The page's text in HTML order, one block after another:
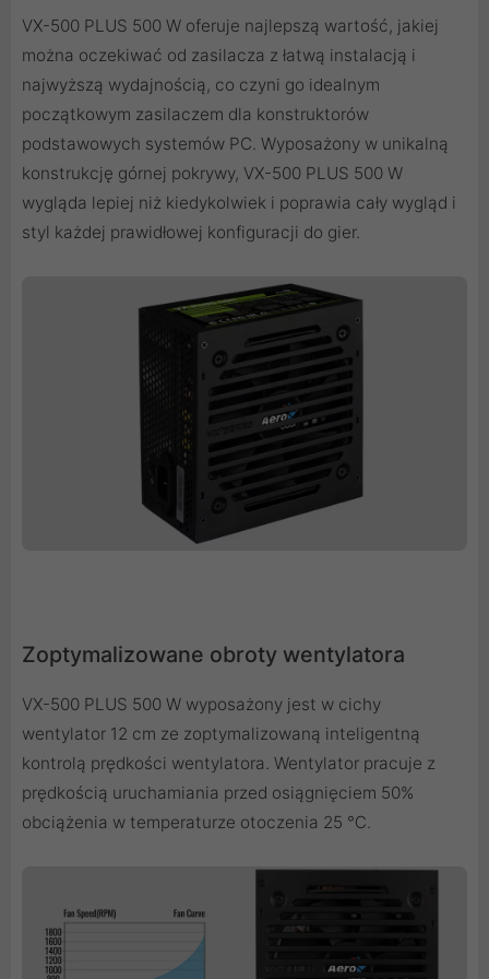
VX-500 PLUS 500 W oferuje najlepszą wartość, jakiej
można oczekiwać od zasilacza z łatwą instalacją i
najwyższą wydajnością, co czyni go idealnym
początkowym zasilaczem dla konstruktorów
podstawowych systemów PC. Wyposażony w unikalną
konstrukcję górnej pokrywy, VX-500 PLUS 500 W
wygląda lepiej niż kiedykolwiek i poprawia cały wygląd i
styl każdej prawidłowej konfiguracji do gier.
Zoptymalizowane obroty wentylatora
VX-500 PLUS 500 W wyposażony jest w cichy
wentylator 12 cm ze zoptymalizowaną inteligentną
kontrolą prędkości wentylatora. Wentylator pracuje z
prędkością uruchamiania przed osiągnięciem 50%
obciążenia w temperaturze otoczenia 25 ℃.